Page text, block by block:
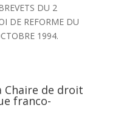
DU 2
DE REFORME DU
1994.
Chaire de droit
franco-